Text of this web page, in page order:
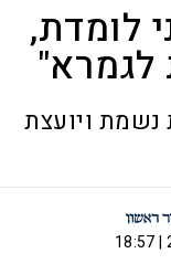
לומדת,
לגמרא"
נשמת ויועצת